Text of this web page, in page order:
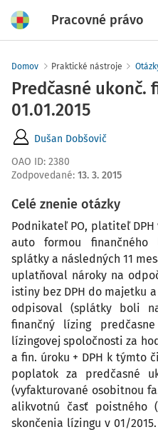
Pracovné právo
Domov Praktické nástroje
Predčasné ukonč.
01.01.2015
Dušan Dobšovič
OAO ID: 2380
Zodpovedané: 13. 3. 2015
Celé znenie otázky
Podnikateľ PO, platiteľ
auto formou finančného
splátky a následných 11
uplatňoval nároky na
istiny bez DPH do majetku
odpisoval (splátky boli
finančný lízing
lízingovej spoločnosti za
a fin. úroku + DPH k týmto
poplatok za predčasné
(vyfakturované osobitnou
alikvotnú časť poistného
skončenia lízingu v 01/